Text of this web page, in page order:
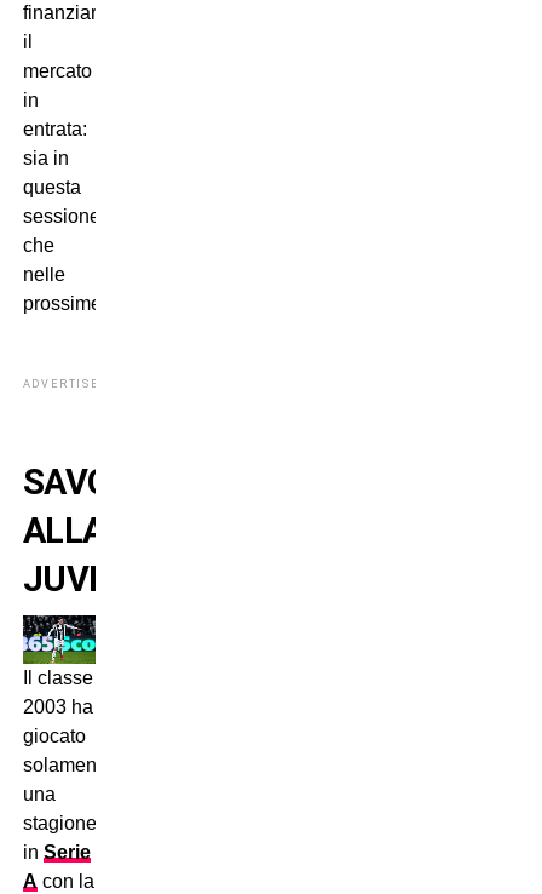
finanziare
il
mercato
in
entrata:
sia in
questa
sessione
che
nelle
prossime.
ADVERTISEMENT
SAVONA
ALLA
JUVENTUS
Il classe
2003 ha
giocato
solamente
una
stagione
in Serie
A con la